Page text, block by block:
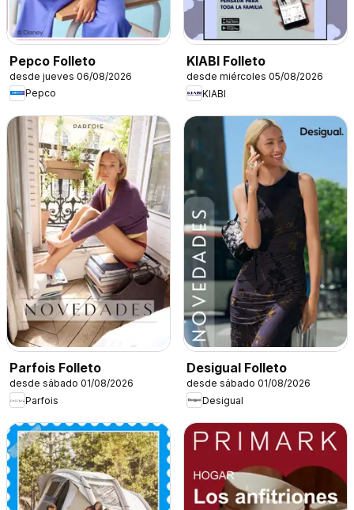
Pepco Folleto
desde jueves 06/08/2026
Pepco
KIABI Folleto
desde miércoles 05/08/2026
KIABI
Parfois Folleto
desde sábado 01/08/2026
Parfois
Desigual Folleto
desde sábado 01/08/2026
Desigual